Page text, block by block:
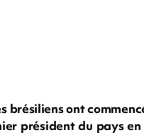
brésiliens ont
président du pays en